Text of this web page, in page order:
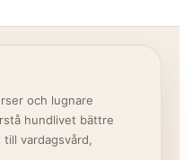
och lugnare
hundlivet bättre
vardagsvård,